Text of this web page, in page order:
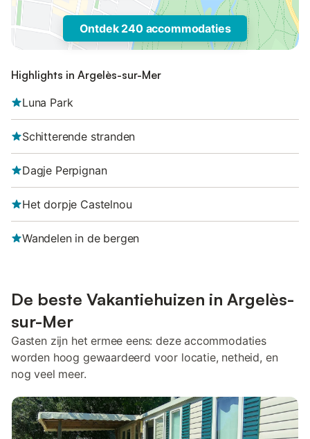
Ontdek 240 accommodaties
Highlights in Argelès-sur-Mer
Luna Park
Schitterende stranden
Dagje Perpignan
Het dorpje Castelnou
Wandelen in de bergen
De beste Vakantiehuizen in Argelès-
sur-Mer
Gasten zijn het ermee eens: deze accommodaties
worden hoog gewaardeerd voor locatie, netheid, en
nog veel meer.